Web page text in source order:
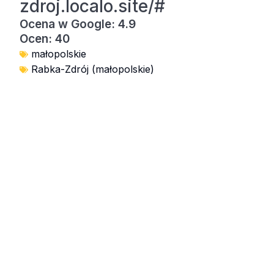
zdroj.localo.site/#
Ocena w Google: 4.9
Ocen: 40
małopolskie
Rabka-Zdrój (małopolskie)